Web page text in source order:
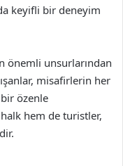
keyifli bir deneyim
önemli unsurlarından
misafirlerin her
özenle
hem de turistler,